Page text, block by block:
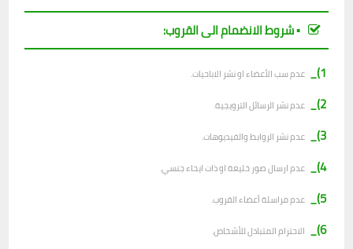
▪︎ شروط الانضمام الى القروب:
1)_
عدم سب الأعضاء او نشر الاباحيات.
2)_ عدم نشر الرسائل الترويجية.
3)_ عدم نشر الروابط والفيديوهات.
4)_ عدم ارسال صور خليعة او ذات ايحاء جنسي.
5)_ عدم مراسلة أعضاء القروب.
6)_ الاحترام المتبادل للأشخاص.